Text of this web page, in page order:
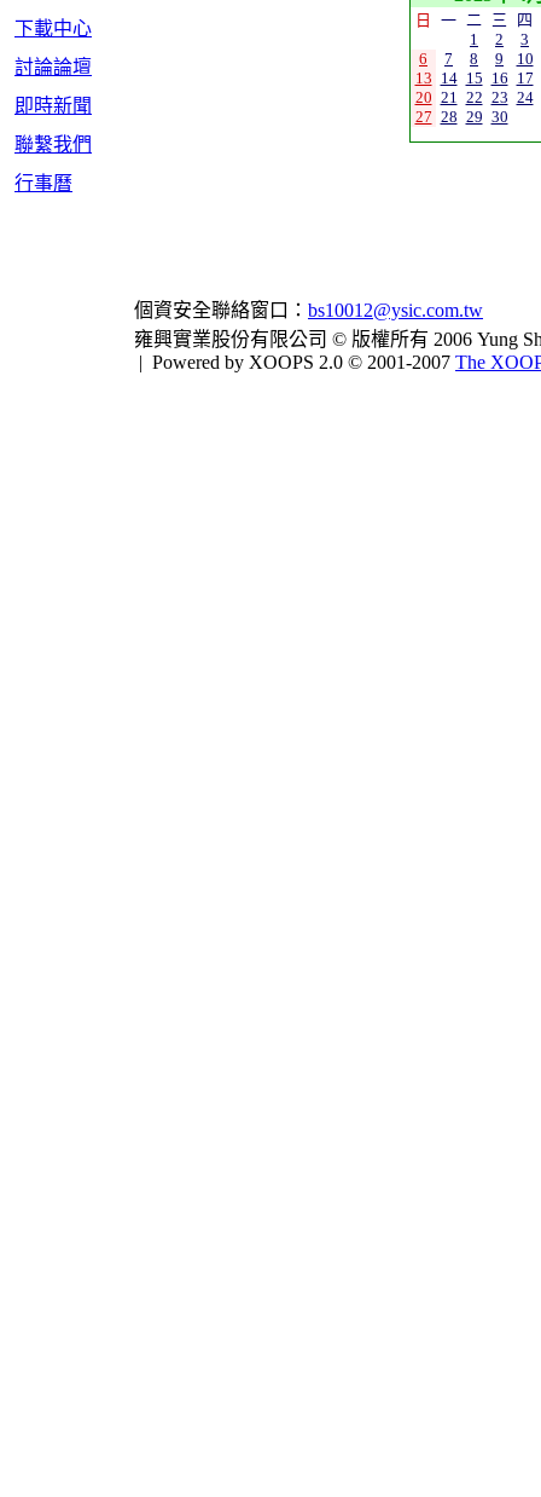
下載中心
討論論壇
即時新聞
聯繫我們
行事曆
日 一 二 三
四
1
2
3
6
7 8 9
10
13 14 15 16 17
20 21 22 23 24
27 28 29 30
個資安全聯絡窗口： bs10012@ysic.com.tw
雍興實業股份有限公司 © 版權所有 2006 Yung
| Powered by XOOPS 2.0 © 2001-2007 The